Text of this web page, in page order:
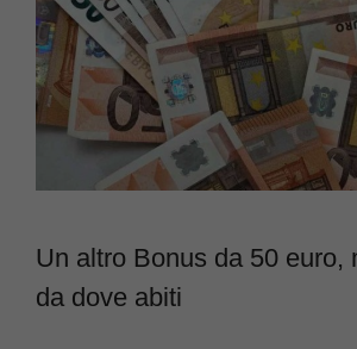
Un altro Bonus da 50 euro,
da dove abiti